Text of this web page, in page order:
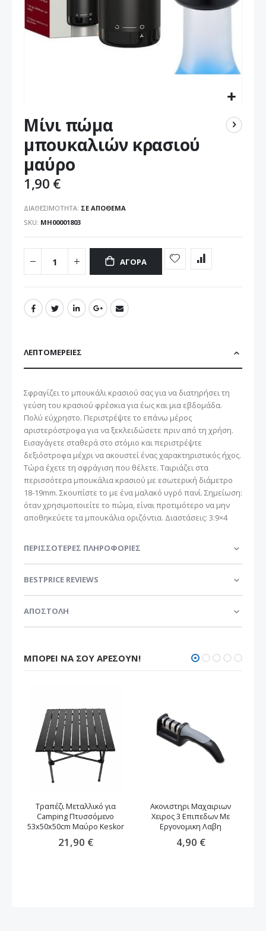
στην
αρχή
της
συλλογής
εικόνων
Μίνι πώμα
μπουκαλιών κρασιού
μαύρο
1,90 €
ΔΙΑΘΕΣΙΜΌΤΗΤΑ: ΣΕ ΑΠΌΘΕΜΑ
SKU ΜΗ00001803
ΑΓΟΡΆ
ΛΕΠΤΟΜΈΡΕΙΕΣ
Σφραγίζει το μπουκάλι κρασιού σας για να διατηρήσει τη
γεύση του κρασιού φρέσκια για έως και μια εβδομάδα.
Πολύ εύχρηστο. Περιστρέψτε το επάνω μέρος
αριστερόστροφα για να ξεκλειδώσετε πριν από τη χρήση.
Εισαγάγετε σταθερά στο στόμιο και περιστρέψτε
δεξιόστροφα μέχρι να ακουστεί ένας χαρακτηριστικός ήχος.
Τώρα έχετε τη σφράγιση που θέλετε. Ταιριάζει στα
περισσότερα μπουκάλια κρασιού με εσωτερική διάμετρο
18-19mm. Σκουπίστε το με ένα μαλακό υγρό πανί. Σημείωση:
όταν χρησιμοποιείτε το πώμα, είναι προτιμότερο να μην
αποθηκεύετε τα μπουκάλια οριζόντια. Διαστάσεις: 3.9×4
ΠΕΡΙΣΣΌΤΕΡΕΣ ΠΛΗΡΟΦΟΡΊΕΣ
BESTPRICE REVIEWS
ΑΠΟΣΤΟΛΗ
ΜΠΟΡΕΊ ΝΑ ΣΟΥ ΑΡΈΣΟΥΝ!
Τραπέζι Μεταλλικό για
Camping Πτυσσόμενο
53x50x50cm Μαύρο Keskor
21,90 €
Ακονιστηρι Μαχαιριων
Χειρος 3 Επιπεδων Με
Εργονομικη Λαβη
4,90 €